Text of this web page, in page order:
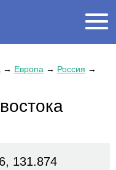
→ Европа → Россия →
131.874